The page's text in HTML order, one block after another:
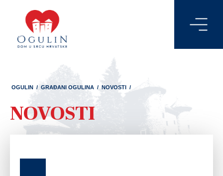
OGULIN / GRAĐANI OGULINA / NOVOSTI /
NOVOSTI